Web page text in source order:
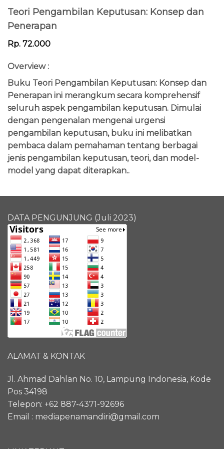
Teori Pengambilan Keputusan: Konsep dan
Penerapan
Rp. 72.000
Overview :
Buku Teori Pengambilan Keputusan: Konsep dan
Penerapan ini merangkum secara komprehensif
seluruh aspek pengambilan keputusan. Dimulai
dengan pengenalan mengenai urgensi
pengambilan keputusan, buku ini melibatkan
pembaca dalam pemahaman tentang berbagai
jenis pengambilan keputusan, teori, dan model-
model yang dapat diterapkan..
DATA PENGUNJUNG (Juli 2023)
ALAMAT & KONTAK
Jl. Ahmad Dahlan No. 10, Lampung Indonesia, Kode
Pos 34198
Telepon: +62 887-4371-92696
Email : mediapenamandiri@gmail.com